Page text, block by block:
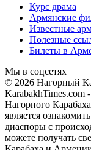
Курс драма
Армянские
Известные
Полезные
Билеты в
Мы в соцсетях
© 2026 Нагорный
KarabakhTimes.com
Нагорного
является
диаспоры с
можете получать